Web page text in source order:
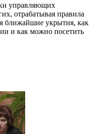
управляющих
отрабатывая правила
ближайшие укрытия, как
и как можно посетить